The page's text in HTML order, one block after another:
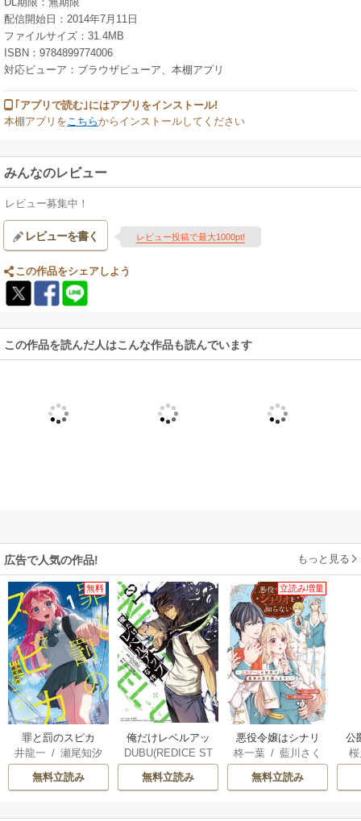
配信開始日：2014年7月11日
ファイルサイズ：31.4MB
ISBN：9784899774006
対応ビューア：ブラウザビューア、本棚アプリ
｢アプリで読む｣にはアプリをインストール!
本棚アプリをこちらからインストールしてください
みんなのレビュー
レビュー募集中！
レビューを書く レビュー投稿で最大1000pt!
この作品をシェアしよう
この作品を読んだ人はこんな作品も読んでいます
広告で人気の作品! もっと見る
無料
罪と罰のスピカ
井龍一 /瀬尾知汐
無料立読み
俺だけレベルアッ
プな件
DUBU(REDICE ST
UDIO)
/ Chugong
h-goon
無料立読み
立読み増量
悪役令嬢はシナリ
オを知らない ～乙
女ゲームの世界で
真実の恋を探しま
柊一葉 /藍川さく
ら
無料立読み
公
は